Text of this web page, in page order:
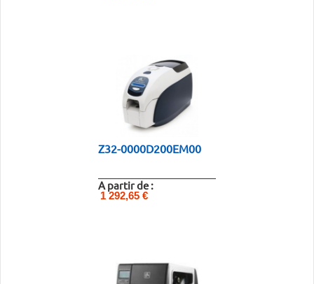
Z32-0000D200EM00
A partir de :
1 292,65 €